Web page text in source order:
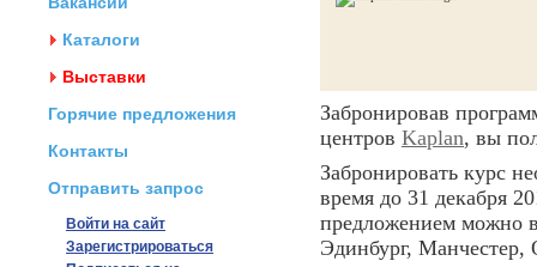
Каталоги
Выставки
Горячие предложения
Контакты
Отправить запрос
Войти на сайт
Зарегистрироваться
Забронировав
центров Kaplan, вы
Забронировать курс
время до 31 декабря
предложением можно
Эдинбург,